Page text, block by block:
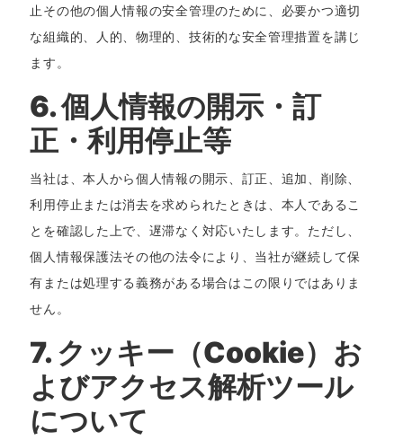
止その他の個人情報の安全管理のために、必要かつ適切
な組織的、人的、物理的、技術的な安全管理措置を講じ
ます。
6. 個人情報の開示・訂
正・利用停止等
当社は、本人から個人情報の開示、訂正、追加、削除、
利用停止または消去を求められたときは、本人であるこ
とを確認した上で、遅滞なく対応いたします。ただし、
個人情報保護法その他の法令により、当社が継続して保
有または処理する義務がある場合はこの限りではありま
せん。
7. クッキー（Cookie）お
よびアクセス解析ツール
について